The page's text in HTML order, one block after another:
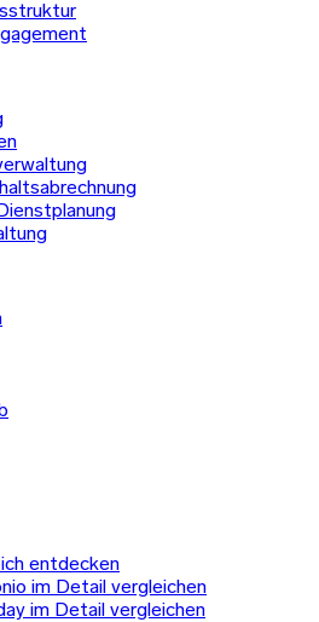
entdecken
im Detail vergleichen
im Detail vergleichen